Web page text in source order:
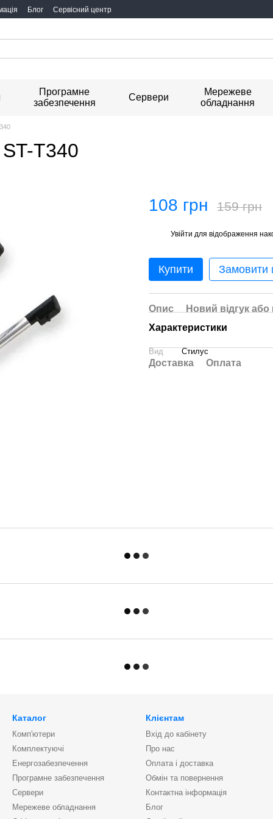
Блог Сервісний центр
Програмне
забезпечення
Сервери
Мережеве
обладнання
T340
108 грн 159 грн
Увійти для відображення
Купити Замовити
Опис
Новий відгук
Характеристики
Вид Стилус
Доставка Оплата
Каталог
Комп'ютери
Комплектуючі
Енергозабезпечення
Програмне забезпечення
Сервери
Мережеве обладнання
Клієнтам
Вхід до кабінету
Про нас
Оплата і доставка
Обмін та повернення
Контактна інформація
Блог